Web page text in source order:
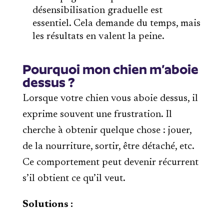
désensibilisation graduelle est
essentiel. Cela demande du temps, mais
les résultats en valent la peine.
Pourquoi mon chien m’aboie
dessus ?
Lorsque votre chien vous aboie dessus, il
exprime souvent une frustration. Il
cherche à obtenir quelque chose : jouer,
de la nourriture, sortir, être détaché, etc.
Ce comportement peut devenir récurrent
s’il obtient ce qu’il veut.
Solutions :